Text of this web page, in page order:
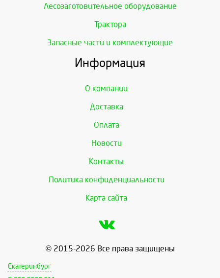
Лесозаготовительное оборудование
Трактора
Запасные части и комплектующие
Информация
О компании
Доставка
Оплата
Новости
Контакты
Политика конфиденциальности
Карта сайта
© 2015-2026 Все права защищены
Екатеринбург